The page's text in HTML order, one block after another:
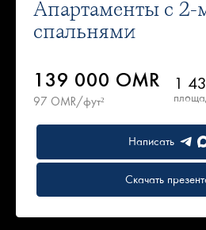
Апартаменты с 2-
спальнями
139 000 OMR
97 OMR/фут²
1
Написать
Скачать